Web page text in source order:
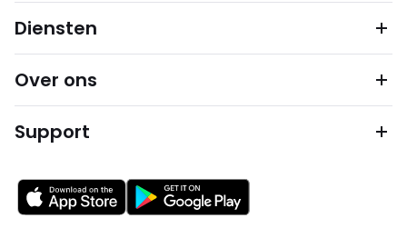
Diensten
Over ons
Support